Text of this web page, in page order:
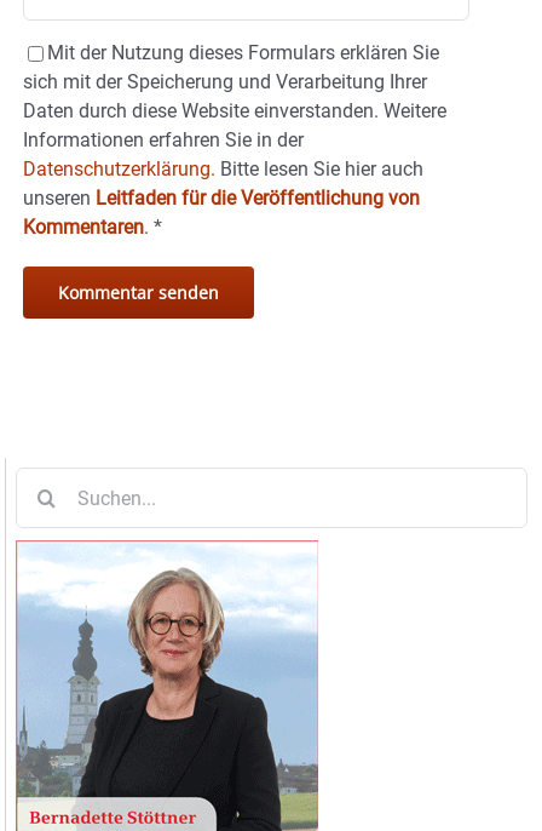
Mit der Nutzung dieses Formulars erklären Sie
sich mit der Speicherung und Verarbeitung Ihrer
Daten durch diese Website einverstanden. Weitere
Informationen erfahren Sie in der
Datenschutzerklärung. Bitte lesen Sie hier auch
unseren Leitfaden für die Veröffentlichung von
Kommentaren. *
nach: